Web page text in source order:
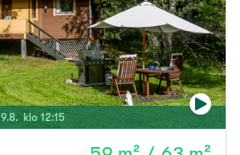
9.8. klo 12:15